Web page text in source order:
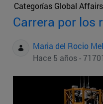
Categorías Global
Carrera por los
Maria del Rocio
Hace 5 años -